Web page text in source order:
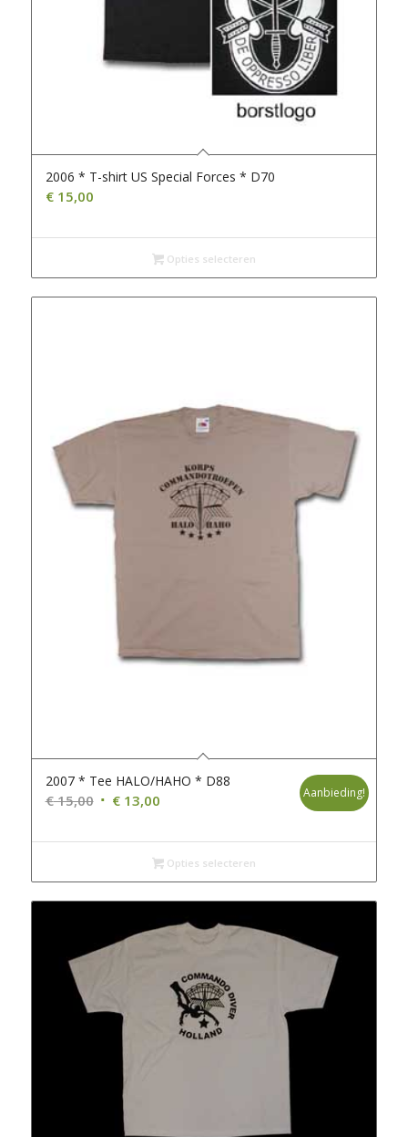
2006 * T-shirt US Special Forces * D70
€15,00
Opties selecteren
2007 * Tee HALO/HAHO * D88
€15,00 Oorspronkelijke
was:
€13,00Huidige
is:
€ 13,00.
Aanbieding!
Opties selecteren